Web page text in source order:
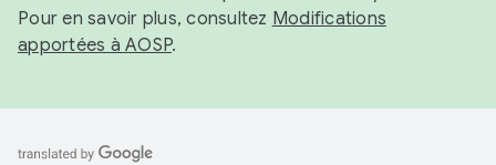
Pour en savoir plus, consultez Modifications
apportées à AOSP.